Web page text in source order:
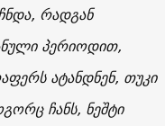
რადგან
პერიოდით,
ატანდნენ, თუკი
ჩანს, ნეშტი